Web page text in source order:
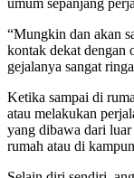
umum sepanjang
“Mungkin dan akan
kontak dekat dengan
gejalanya sangat
Ketika sampai di
atau melakukan
yang dibawa dari
rumah atau di